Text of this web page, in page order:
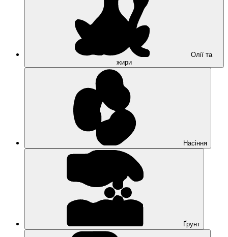
Олії та
жири
Насіння
Ґрунт